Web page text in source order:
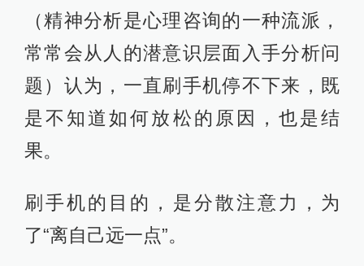
（精神分析是心理咨询的一种流派，
常常会从人的潜意识层面入手分析问
题）认为，一直刷手机停不下来，既
是不知道如何放松的原因，也是结
果。
刷手机的目的，是分散注意力，为
了“离自己远一点”。